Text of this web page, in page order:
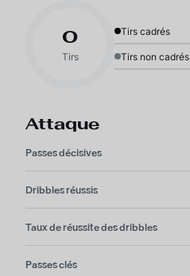
0
Tirs
Tirs cadrés
Tirs non cadrés
Attaque
Passes décisives
Dribbles réussis
Taux de réussite des dribbles
Passes clés